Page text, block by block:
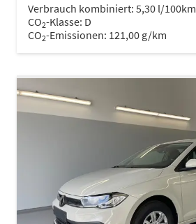
Verbrauch kombiniert: 5,30 l/100km
CO2-Klasse: D
CO2-Emissionen: 121,00 g/km